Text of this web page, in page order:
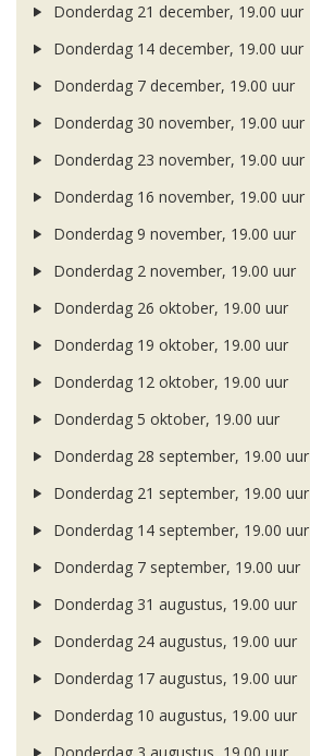
Donderdag 21 december, 19.00 uur
Donderdag 14 december, 19.00 uur
Donderdag 7 december, 19.00 uur
Donderdag 30 november, 19.00 uur
Donderdag 23 november, 19.00 uur
Donderdag 16 november, 19.00 uur
Donderdag 9 november, 19.00 uur
Donderdag 2 november, 19.00 uur
Donderdag 26 oktober, 19.00 uur
Donderdag 19 oktober, 19.00 uur
Donderdag 12 oktober, 19.00 uur
Donderdag 5 oktober, 19.00 uur
Donderdag 28 september, 19.00 uur
Donderdag 21 september, 19.00 uur
Donderdag 14 september, 19.00 uur
Donderdag 7 september, 19.00 uur
Donderdag 31 augustus, 19.00 uur
Donderdag 24 augustus, 19.00 uur
Donderdag 17 augustus, 19.00 uur
Donderdag 10 augustus, 19.00 uur